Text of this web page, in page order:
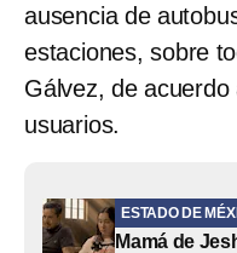
ausencia de
estaciones, sobre
Gálvez, de
usuarios.
ESTADO DE
Mamá de